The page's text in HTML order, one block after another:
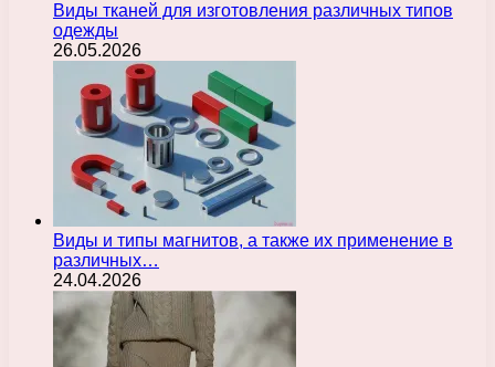
Виды тканей для изготовления различных типов
одежды
26.05.2026
Виды и типы магнитов, а также их применение в
различных…
24.04.2026